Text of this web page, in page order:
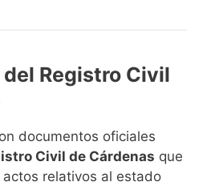
Registro Civil
documentos oficiales
Civil de Cárdenas que
relativos al estado